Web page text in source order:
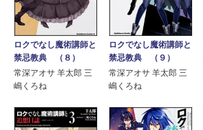
ロクでなし魔術講師と
禁忌教典 （８）
常深アオサ 羊太郎 三
嶋くろね
ロクでなし魔術講師と
禁忌教典 （９）
常深アオサ 羊太郎 三
嶋くろね